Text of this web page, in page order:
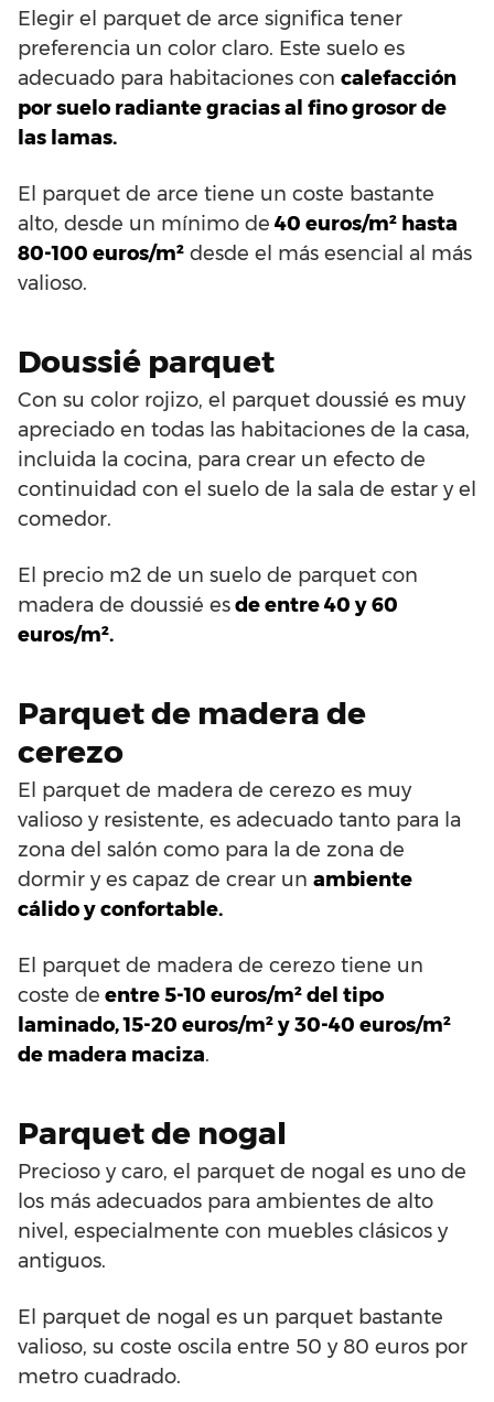
Elegir el parquet de arce significa tener
preferencia un color claro. Este suelo es
adecuado para habitaciones con calefacción
por suelo radiante gracias al fino grosor de
las lamas.
El parquet de arce tiene un coste bastante
alto, desde un mínimo de 40 euros/m² hasta
80-100 euros/m² desde el más esencial al más
valioso.
Doussié parquet
Con su color rojizo, el parquet doussié es muy
apreciado en todas las habitaciones de la casa,
incluida la cocina, para crear un efecto de
continuidad con el suelo de la sala de estar y el
comedor.
El precio m2 de un suelo de parquet con
madera de doussié esde entre 40 y 60
euros/m².
Parquet de madera de
cerezo
El parquet de madera de cerezo es muy
valioso y resistente, es adecuado tanto para la
zona del salón como para la de zona de
dormir y es capaz de crear un ambiente
cálido y confortable.
El parquet de madera de cerezo tiene un
coste de entre 5-10 euros/m² del tipo
laminado, 15-20 euros/m² y 30-40 euros/m²
de madera maciza.
Parquet de nogal
Precioso y caro, el parquet de nogal es uno de
los más adecuados para ambientes de alto
nivel, especialmente con muebles clásicos y
antiguos.
El parquet de nogal es un parquet bastante
valioso, su coste oscila entre 50 y 80 euros por
metro cuadrado.